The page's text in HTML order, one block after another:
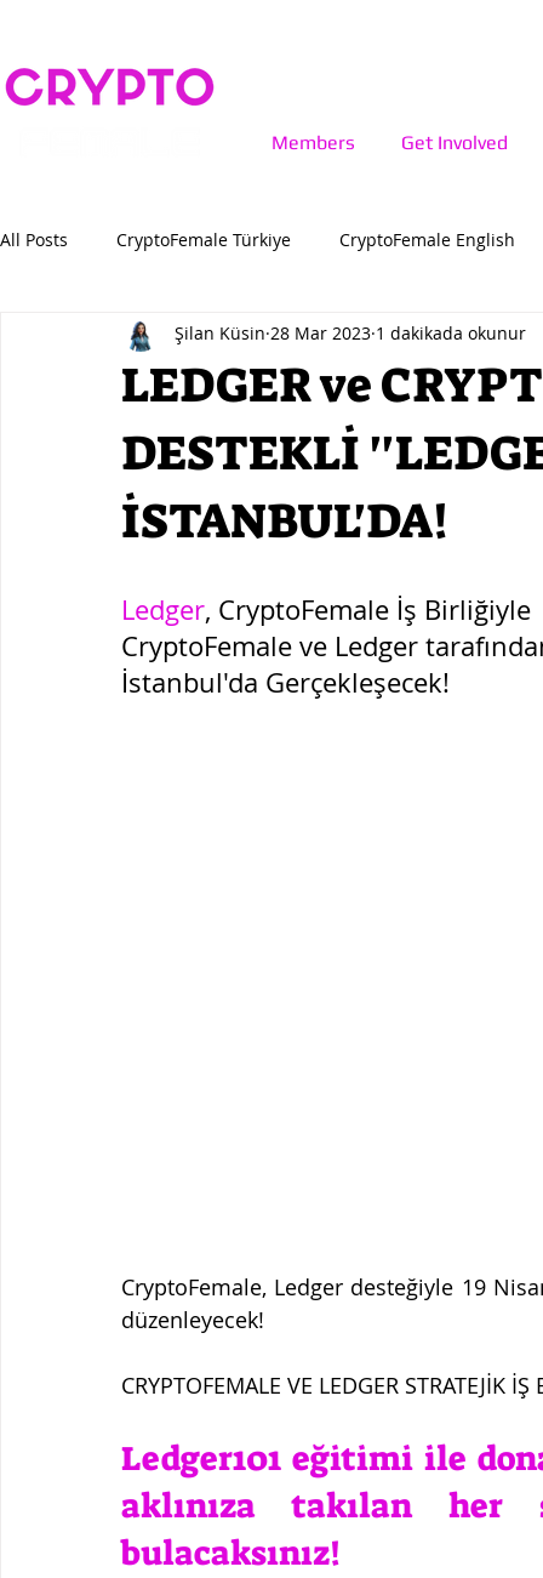
Members Get Involved
All Posts CryptoFemale Türkiye CryptoFemale English
LEDGER ve
DESTEKLİ
İSTANBUL'DA!
Şilan Küsin 28 Mar 2023 1 dakikada okunur
Ledger, CryptoFemale İş
CryptoFemale ve Ledger
İstanbul'da Gerçekleşecek!
CryptoFemale, Ledger desteğiyle 19
düzenleyecek!
CRYPTOFEMALE VE LEDGER STRATEJİK
Ledger101 eğitimi ile
aklınıza takılan her
bulacaksınız!